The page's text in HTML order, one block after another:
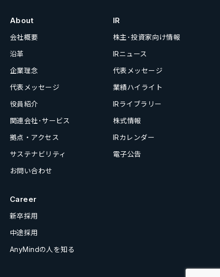
About
会社概要
沿革
企業理念
代表メッセージ
役員紹介
関連会社･サービス
拠点・アクセス
サステナビリティ
お問い合わせ
IR
株主･投資家向け情報
IRニュース
代表メッセージ
業績ハイライト
IRライブラリー
株式情報
IRカレンダー
電子公告
Career
新卒採用
中途採用
AnyMindの人を知る